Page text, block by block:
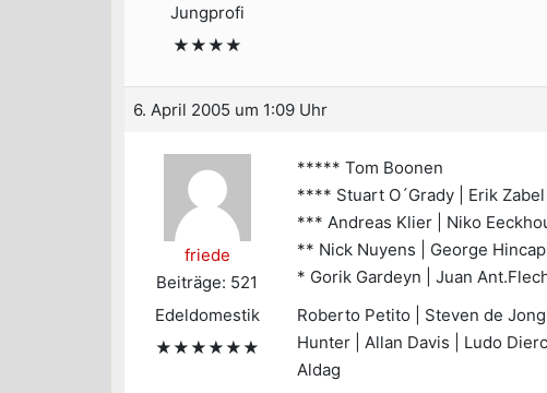
Jungprofi
★★★★
6. April 2005 um 1:09 Uhr
friede
Beiträge: 521
Edeldomestik
★★★★★★
***** Tom Boonen
**** Stuart O´Grady | Erik Zabel
*** Andreas Klier | Niko
** Nick Nuyens | George
* Gorik Gardeyn | Juan
Roberto Petito | Steven de
Hunter | Allan Davis | Ludo
Aldag